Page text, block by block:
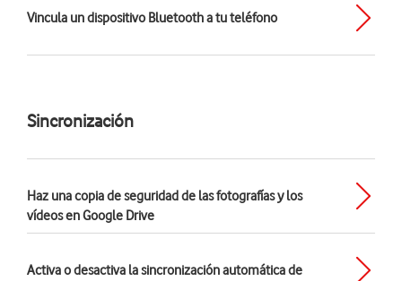
Vincula un dispositivo Bluetooth a tu teléfono
Sincronización
Haz una copia de seguridad de las fotografías y los
vídeos en Google Drive
Activa o desactiva la sincronización automática de